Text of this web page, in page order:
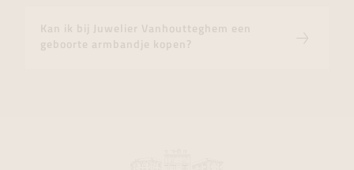
Kan ik bij Juwelier Vanhoutteghem een
geboorte armbandje kopen?